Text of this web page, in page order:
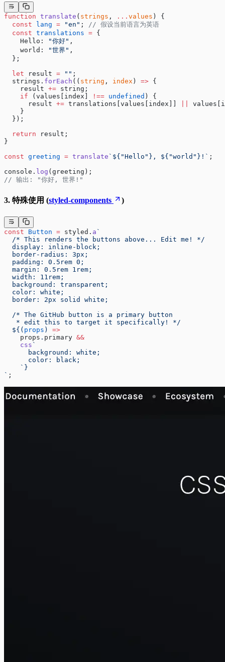
function translate ( strings , ... values ) {
  const
lang = "en" ;
// 假设当前语言为英语
  const
translations = {
    Hello:
"你好" ,
    world:
"世界" ,
  };
  let
result = "" ;
  strings.
forEach (( string , index ) => {
    result
+= string;
    if
(values[index] !== undefined ) {
      result
+= translations[values[index]]
    }
  });
  return
result;
}
const greeting = translate `${"Hello"}, ${"world"}!` ;
console. log (greeting);
// 输出: "你好, 世界!"
3. 特殊使用 (styled-components )
const Button = styled. a `
  /* This renders the buttons above... Edit me! */
  display: inline-block;
  border-radius: 3px;
  padding: 0.5rem 0;
  margin: 0.5rem 1rem;
  width: 11rem;
  background: transparent;
  color: white;
  border: 2px solid white;
  /* The GitHub button is a primary button
   * edit this to target it specifically! */
  ${
( props ) =>
    props
. primary &&
    css
`
      background: white;
      color: black;
    `}
` ;